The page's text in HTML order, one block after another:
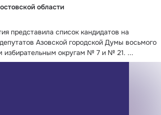
области
представила список кандидатов на
Азовской городской Думы восьмого
избирательным округам № 7 и № 21. ...